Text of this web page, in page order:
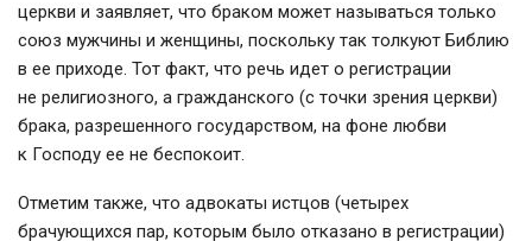
церкви и заявляет, что браком может называться только
союз мужчины и женщины, поскольку так толкуют Библию
в ее приходе. Тот факт, что речь идет о регистрации
не религиозного, а гражданского (с точки зрения церкви)
брака, разрешенного государством, на фоне любви
к Господу ее не беспокоит.
Отметим также, что адвокаты истцов (четырех
брачующихся пар, которым было отказано в регистрации)